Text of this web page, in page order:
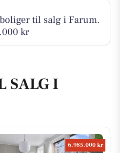
til salg i Farum.
kr
SALG I
6.985.000 kr